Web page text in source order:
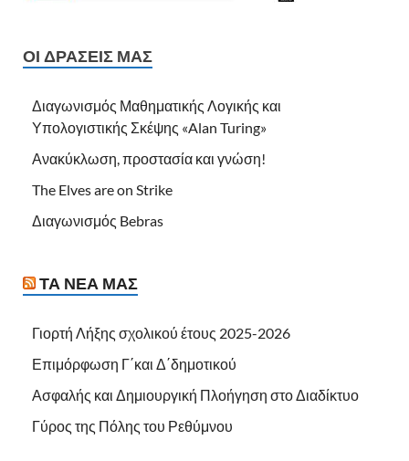
ΟΙ ΔΡΆΣΕΙΣ ΜΑΣ
Διαγωνισμός Μαθηματικής Λογικής και
Υπολογιστικής Σκέψης «Alan Turing»
Ανακύκλωση, προστασία και γνώση!
The Elves are on Strike
Διαγωνισμός Bebras
ΤΑ ΝΈΑ ΜΑΣ
Γιορτή Λήξης σχολικού έτους 2025-2026
Επιμόρφωση Γ΄και Δ΄δημοτικού
Ασφαλής και Δημιουργική Πλοήγηση στο Διαδίκτυο
Γύρος της Πόλης του Ρεθύμνου